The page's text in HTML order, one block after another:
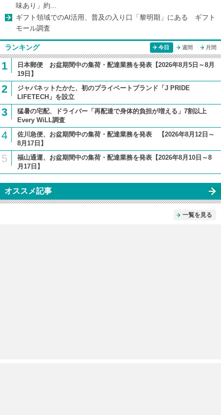
味あり」約...
ギフト領域でのAI活用、普及の入り口「黎明期」にある ギフト
モール調査
ランキング 今日 週間 月間
1
日本郵便 お盆期間中の集荷・配達業務を発表【2026年8月5日～8月
19日】
2
ジャパネットたかた、初のプライベートブランド「J PRIDE
LIFETECH」を設立
3
猛暑の宅配、ドライバー「再配達で身体的負担が増える」7割以上
Every WiLL調査
4
佐川急便、お盆期間中の集荷・配達業務を発表 【2026年8月12日～
8月17日】
5
福山通運、お盆期間中の集荷・配達業務を発表【2026年8月10日～8
月17日】
オススメ記事
一覧を見る